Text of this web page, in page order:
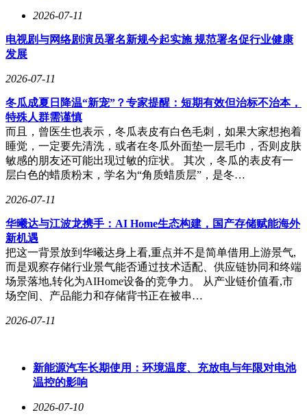
三家企业的竞争路径各具特色：英维克凭借全产业链优势与全
球化布局构建规模壁垒；高澜股份通过技术迁移实现盈利质量
跃升；申菱环境则以高价值单品切入市场。这种错位竞争不仅
推动液冷技术持续创新，更促使行业形成良性发展生态。据测
算，当前液冷方案可使数据中心PUE降低30%以上，随着三家
升。
2026-07-11
电视剧与网络剧演员署名新规今起实施 规范署名促行业健康
发展
2026-07-11
冬瓜成夏日降温“新宠”？专家提醒：短期有效但治标不治本，
特殊人群需谨慎
而且，曾医生也表示，冬瓜表皮有白色毛刺，如果大家想抱着
睡觉，一定要先清洗，或者在冬瓜外面垫一层毛巾，否则皮肤
敏感的朋友还可能出现过敏的症状。 其次，冬瓜的表皮有一
层白色的蜡质粉末，学名为“角质蜡质层”，是冬…
2026-07-11
华曦达与江波龙携手：AI Home生态构建，国产存储赋能海外
新机遇
把这一背景放到华曦达身上看,重点并不是简单借用上游景气,
而是观察存储行业景气能否通过技术适配、供应链协同和终端
场景落地,转化为AIHome设备的竞争力。 从产业链价值看,市
场空间、产品能力和存储背书正在被串…
2026-07-11
新能源汽车长期使用：环境温度、充放电与年限对电池
温控的影响
2026-07-10